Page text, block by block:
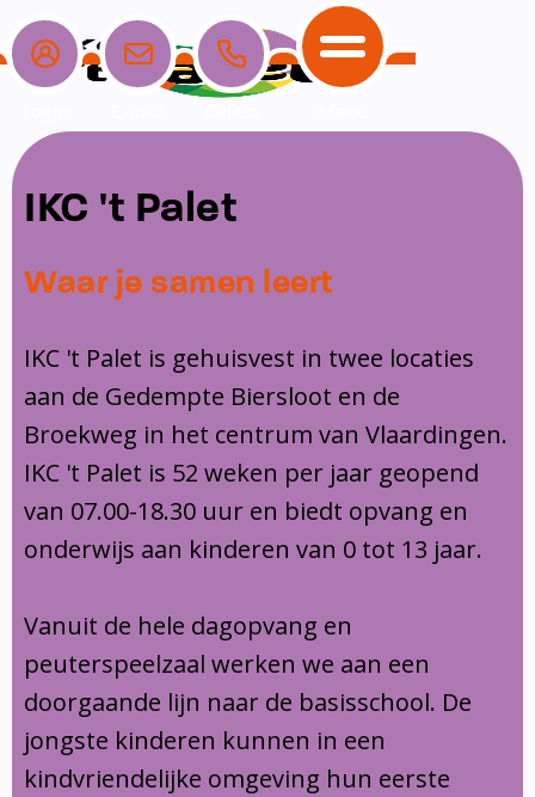
Home
School
Ons team
Schoolgids
Leerlingenzorg
Privacy
Vakanties en lesvrije dagen
Ouders
Ouders
Overblijf
Ouderraad
Medezeggenschapsraad
Klachtenregeling
Opvang
Opvang
Peuterspeelzaal
Buitenschoolse opvang
Communicatie
Communicatie
Contact
IKC 't Palet
Waar je samen leert
IKC 't Palet is gehuisvest in twee locaties
aan de Gedempte Biersloot en de
Broekweg in het centrum van Vlaardingen.
IKC 't Palet is 52 weken per jaar geopend
van 07.00-18.30 uur en biedt opvang en
onderwijs aan kinderen van 0 tot 13 jaar.
Vanuit de hele dagopvang en
peuterspeelzaal werken we aan een
doorgaande lijn naar de basisschool. De
jongste kinderen kunnen in een
kindvriendelijke omgeving hun eerste